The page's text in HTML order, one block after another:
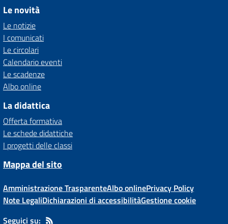
Le novità
Le notizie
I comunicati
Le circolari
Calendario eventi
Le scadenze
Albo online
La didattica
Offerta formativa
Le schede didattiche
I progetti delle classi
Mappa del sito
Amministrazione TrasparenteAlbo onlinePrivacy Policy
Note LegaliDichiarazioni di accessibilitàGestione cookie
Seguici su: